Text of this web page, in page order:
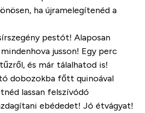
ha újramelegítenéd a
pestót! Alaposan
jusson! Egy perc
és már tálalhatod is!
dobozokba főtt quinoával
lassan felszívódó
ebédedet! Jó étvágyat!